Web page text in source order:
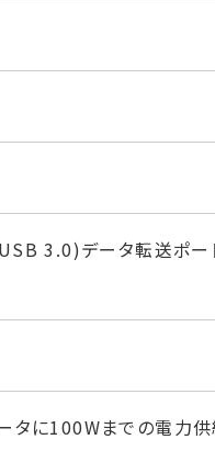
3.0)データ転送ポ
タに100Wまでの電力